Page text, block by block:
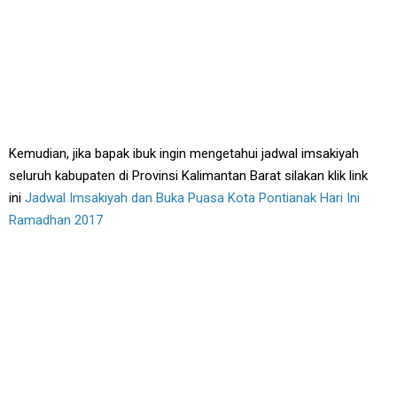
Kemudian, jika bapak ibuk ingin mengetahui jadwal imsakiyah
seluruh kabupaten di Provinsi Kalimantan Barat silakan klik link
ini Jadwal Imsakiyah dan Buka Puasa Kota Pontianak Hari Ini
Ramadhan 2017